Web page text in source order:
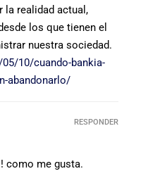
la realidad actual,
los que tienen el
nuestra sociedad.
10/cuando-bankia-
abandonarlo/
como me gusta.
RESPONDER